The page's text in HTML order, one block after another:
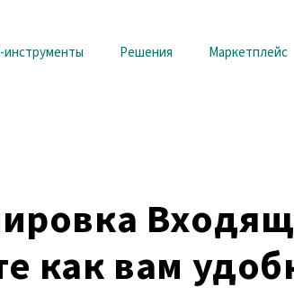
Решения Маркетплейс
как вам